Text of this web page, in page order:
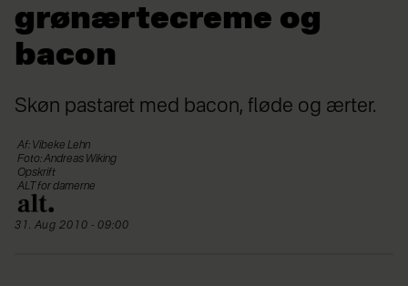
grønærtecreme og
bacon
Skøn pastaret med bacon, fløde og ærter.
Af: Vibeke Lehn
Foto: Andreas Wiking
Opskrift
ALT for damerne
31. Aug 2010 - 09:00